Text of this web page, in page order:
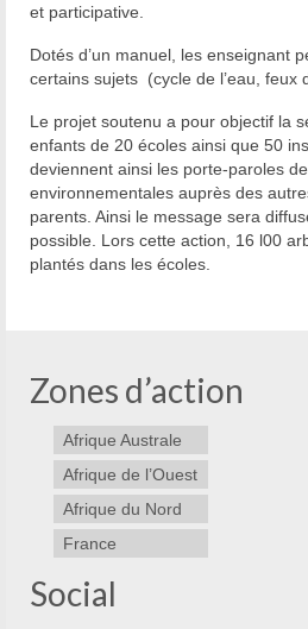
et participative.
Dotés d’un manuel, les enseignant
certains sujets (cycle de l’eau,
Le projet soutenu a pour objectif la
enfants de 20 écoles ainsi que 50
deviennent ainsi les porte-paroles
environnementales auprès des
parents. Ainsi le message sera
possible. Lors cette action, 16 l00
plantés dans les écoles.
Zones d’action
Afrique Australe
Afrique de l’Ouest
Afrique du Nord
France
Social